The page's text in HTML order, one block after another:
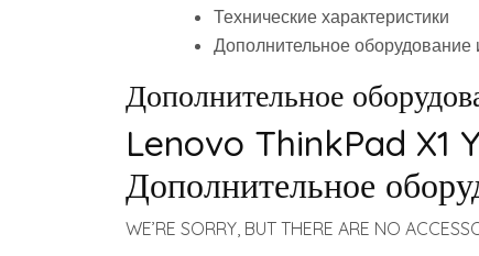
Технические характеристики
Дополнительное оборудование
Дополнительное
Lenovo ThinkPad X1
Дополнительное
WE’RE SORRY, BUT THERE ARE NO